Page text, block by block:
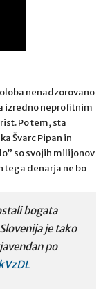
nenadzorovano
izredno neprofitnim
Po tem, sta
Švarc Pipan in
so svojih milijonov
tega denarja ne bo
bogata
je tako
po